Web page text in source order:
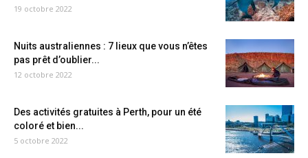
19 octobre 2022
Nuits australiennes : 7 lieux que vous n’êtes
pas prêt d’oublier...
12 octobre 2022
Des activités gratuites à Perth, pour un été
coloré et bien...
5 octobre 2022